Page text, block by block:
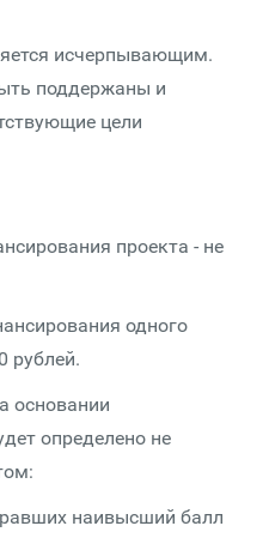
исчерпывающим.
поддержаны и
цели
проекта - не
одного
рублей.
основании
определено не
наивысший балл